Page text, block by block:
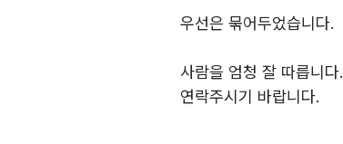
우선은 묶어두었습니다.
사람을 엄청 잘 따릅니다.
연락주시기 바랍니다.